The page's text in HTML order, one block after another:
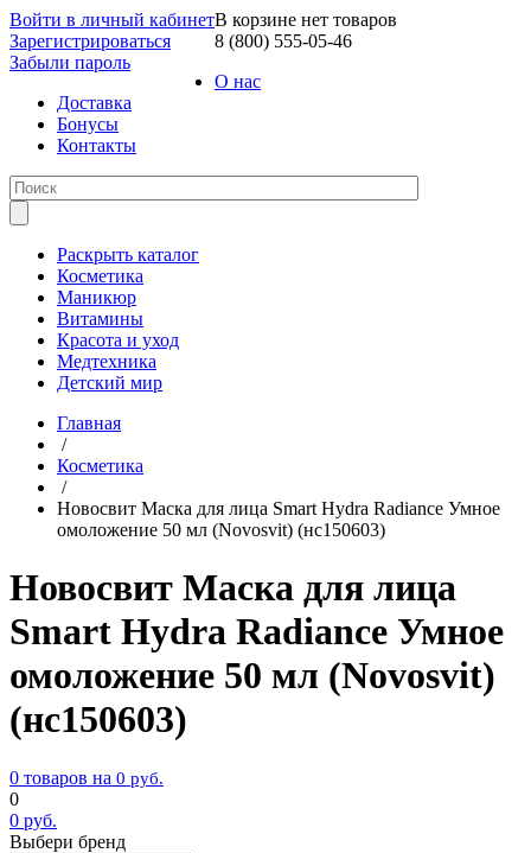
Войти в личный кабинет
Зарегистрироваться
Забыли пароль
В корзине нет товаров
8 (800) 555-05-46
О нас
Доставка
Бонусы
Контакты
Раскрыть каталог
Косметика
Маникюр
Витамины
Красота и уход
Медтехника
Детский мир
Главная
/
Косметика
/
Новосвит Маска для лица Smart Hydra Radiance Умное
омоложение 50 мл (Novosvit) (нс150603)
Новосвит Маска для лица
Smart Hydra Radiance Умное
омоложение 50 мл (Novosvit)
(нс150603)
0 товаров на 0 руб.
0
0 руб.
Выбери бренд